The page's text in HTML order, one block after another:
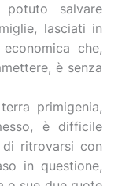
potuto salvare
lasciati in
che,
è senza
primigenia,
è difficile
ritrovarsi con
in questione,